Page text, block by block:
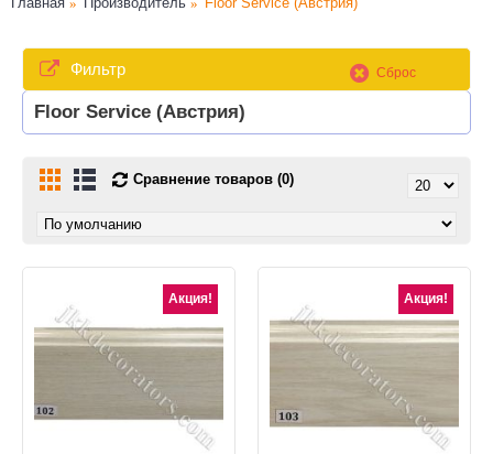
Фильтр Сброс
Floor Service (Австрия)
Сравнение товаров (0)
Акция! Акция!